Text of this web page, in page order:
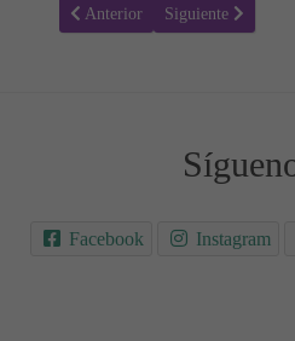
Artículo anterior: ¿Cómo
Anterior Artículo siguiente:
Siguiente
Facebook Instagram